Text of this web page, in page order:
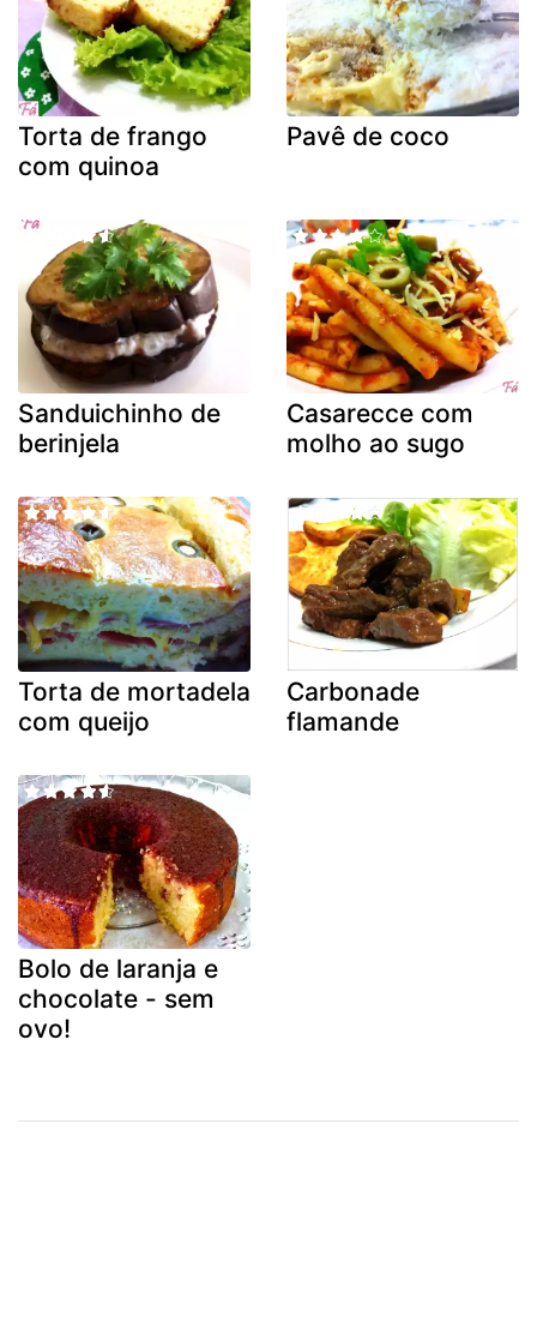
Torta de frango
com quinoa
Pavê de coco
Sanduichinho de
berinjela
Casarecce com
molho ao sugo
Torta de mortadela
com queijo
Carbonade
flamande
Bolo de laranja e
chocolate - sem
ovo!